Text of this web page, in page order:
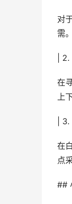
对
需
|
在
上
|
在
点
##